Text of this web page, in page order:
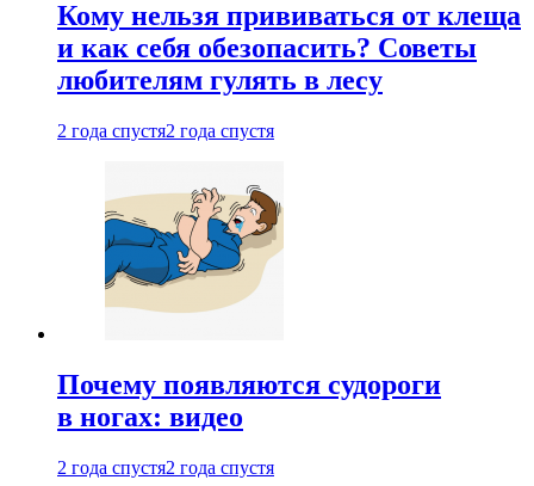
Кому нельзя прививаться от клеща
и как себя обезопасить? Советы
любителям гулять в лесу
2 года спустя2 года спустя
Почему появляются судороги
в ногах: видео
2 года спустя2 года спустя